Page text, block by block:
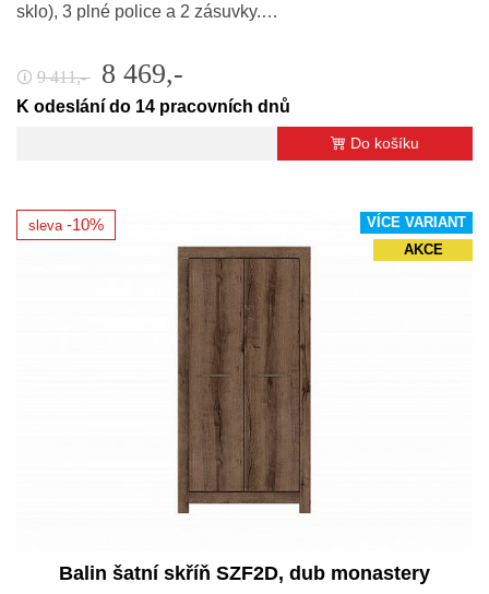
sklo), 3 plné police a 2 zásuvky.…
🛈 9 411,- 8 469,-
K odeslání do 14 pracovních dnů
Do košíku
VÍCE VARIANT
AKCE
Balin šatní skříň SZF2D, dub monastery
sleva -10%